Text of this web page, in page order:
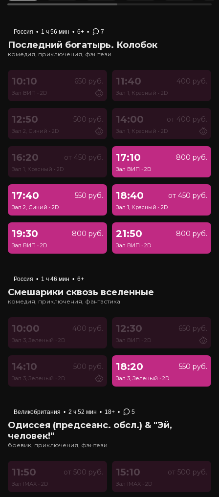
Россия • 1 ч 56 мин • 6+ • 7
Последний богатырь. Колобок
комедия, приключения, фэнтези
10:10 650 руб.
Зал ВИП • 2D
11:40 400 руб.
Зал 1, Красный • 2D
12:50 500 руб.
Зал 2, Синий • 2D
14:00 от 400 руб.
Зал 1, Красный • 2D
16:20 от 450 руб.
Зал 1, Красный • 2D
17:10 800 руб.
Зал ВИП • 2D
17:40 550 руб.
Зал 2, Синий • 2D
18:40 от 450 руб.
Зал 1, Красный • 2D
19:30 800 руб.
Зал ВИП • 2D
21:50 800 руб.
Зал ВИП • 2D
Россия • 1 ч 46 мин • 6+
Смешарики сквозь вселенные
комедия, приключения, фантастика
10:00 400 руб.
Зал 3, Зеленый • 2D
12:30 650 руб.
Зал ВИП • 2D
14:10 500 руб.
Зал 3, Зеленый • 2D
18:20 550 руб.
Зал 3, Зеленый • 2D
Великобритания • 2 ч 52 мин • 18+ • 5
Одиссея (предсеанс. обсл.) & "Эй,
человек!"
боевик, приключения, фэнтези
11:50 от 500 руб.
Зал IMAX • 2D
15:10 от 500 руб.
Зал IMAX • 2D